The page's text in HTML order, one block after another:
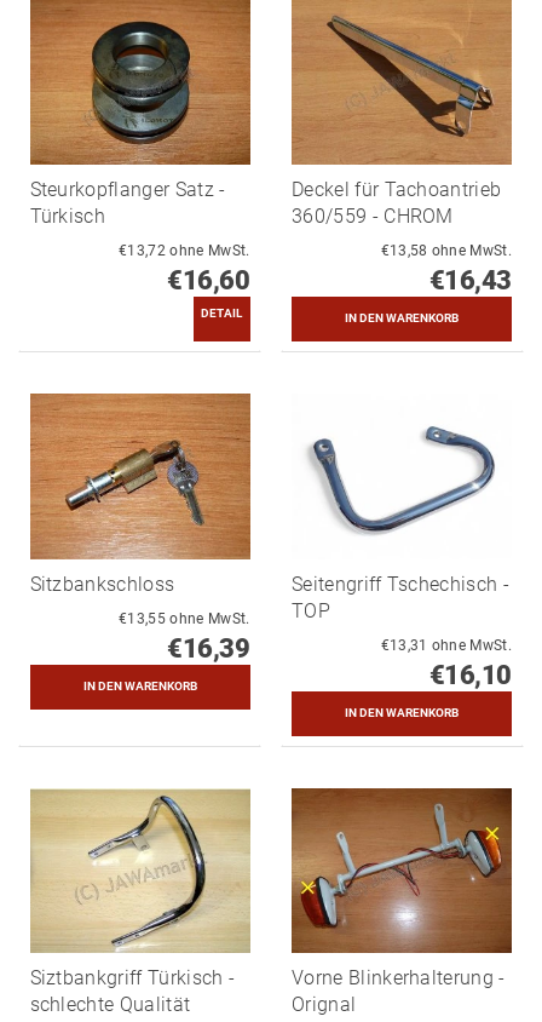
Steurkopflanger Satz -
Türkisch
€13,72 ohne MwSt.
€16,60
DETAIL
Deckel für Tachoantrieb
360/559 - CHROM
€13,58 ohne MwSt.
€16,43
Sitzbankschloss
€13,55 ohne MwSt.
€16,39
Seitengriff Tschechisch -
TOP
€13,31 ohne MwSt.
€16,10
Siztbankgriff Türkisch -
schlechte Qualität
Vorne Blinkerhalterung -
Orignal